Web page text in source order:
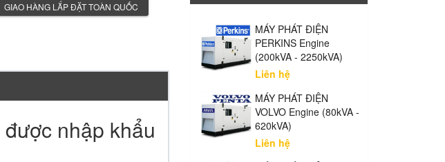
GIAO HÀNG LẮP ĐẶT TOÀN QUỐC
được nhập khẩu
MÁY PHÁT ĐIỆN
PERKINS Engine
(200kVA - 2250kVA)
Liên hệ
MÁY PHÁT ĐIỆN
VOLVO Engine (80kVA -
620kVA)
Liên hệ